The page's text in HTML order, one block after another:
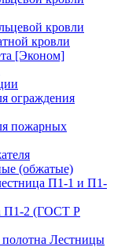
кровли
кровли
[Эконом]
ограждения
пожарных
(обжатые)
П1-1 и П1-
П1-2 (ГОСТ Р
Лестницы